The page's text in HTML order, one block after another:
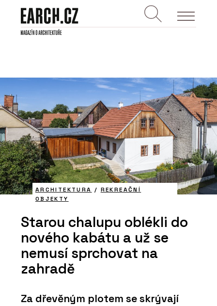
ARCHITEKTURA / REKREAČNÍ
OBJEKTY
Starou chalupu oblékli do
nového kabátu a už se
nemusí sprchovat na
zahradě
Za dřevěným plotem se skrývají